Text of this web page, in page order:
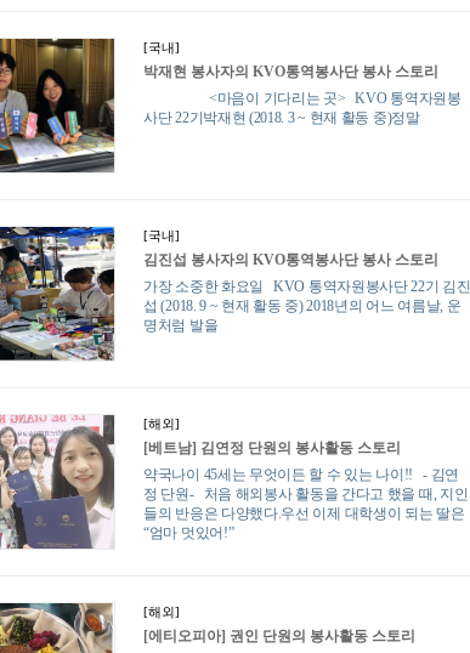
[국내]
박재현 봉사자의 KVO통역봉사단 봉사 스토리
<마음이 기다리는 곳> KVO 통역자원봉
사단 22기박재현 (2018. 3 ~ 현재 활동 중)정말
[국내]
김진섭 봉사자의 KVO통역봉사단 봉사 스토리
가장 소중한 화요일 KVO 통역자원봉사단 22기 김진
섭 (2018. 9 ~ 현재 활동 중) 2018년의 어느 여름날, 운
명처럼 발을
[해외]
[베트남] 김연정 단원의 봉사활동 스토리
약국나이 45세는 무엇이든 할 수 있는 나이!! - 김연
정 단원- 처음 해외봉사 활동을 간다고 했을 때, 지인
들의 반응은 다양했다.우선 이제 대학생이 되는 딸은
“엄마 멋있어!”
[해외]
[에티오피아] 권인 단원의 봉사활동 스토리